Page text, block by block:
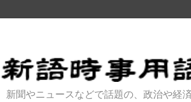
新聞やニュースなどで話題の、政治や経